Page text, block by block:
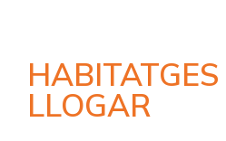
LLOGAR